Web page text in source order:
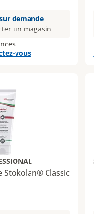
demande
un magasin
vous
Stokolan® Classic